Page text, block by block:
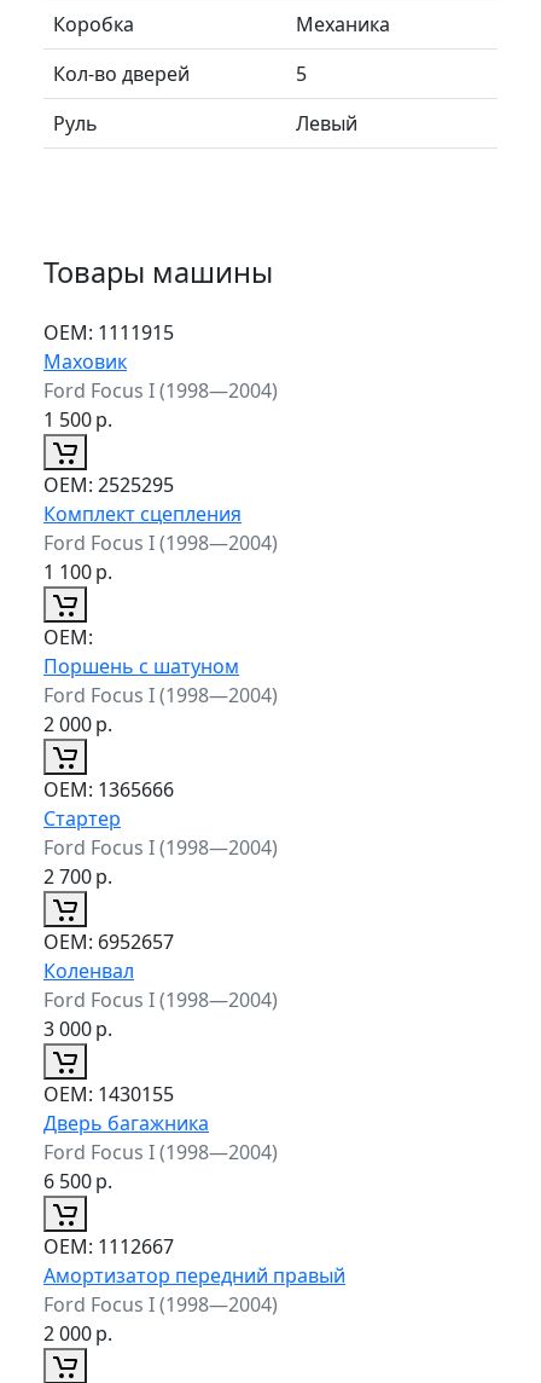
Коробка
Механика
Кол-во дверей
5
Руль
Левый
Товары машины
ОЕМ: 1111915
Маховик
Ford Focus I (1998—2004)
1 500р.
ОЕМ: 2525295
Комплект сцепления
Ford Focus I (1998—2004)
1 100р.
ОЕМ:
Поршень с шатуном
Ford Focus I (1998—2004)
2 000р.
ОЕМ: 1365666
Стартер
Ford Focus I (1998—2004)
2 700р.
ОЕМ: 6952657
Коленвал
Ford Focus I (1998—2004)
3 000р.
ОЕМ: 1430155
Дверь багажника
Ford Focus I (1998—2004)
6 500р.
ОЕМ: 1112667
Амортизатор передний правый
Ford Focus I (1998—2004)
2 000р.